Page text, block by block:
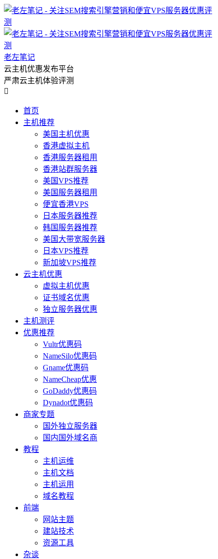
老左笔记
云主机优惠发布平台
严肃云主机体验评测

首页
主机推荐
美国主机优惠
香港虚拟主机
香港服务器租用
香港站群服务器
美国VPS推荐
美国服务器租用
便宜香港VPS
日本服务器推荐
韩国服务器推荐
美国大带宽服务器
日本VPS推荐
新加坡VPS推荐
云主机优惠
虚拟主机优惠
证书域名优惠
独立服务器优惠
主机测评
优惠推荐
Vultr优惠码
NameSilo优惠码
Gname优惠码
NameCheap优惠
GoDaddy优惠码
Dynadot优惠码
商家专题
国外独立服务器
国内国外域名商
教程
主机运维
主机文档
主机运用
域名教程
前端
网站主题
建站技术
资源工具
杂谈